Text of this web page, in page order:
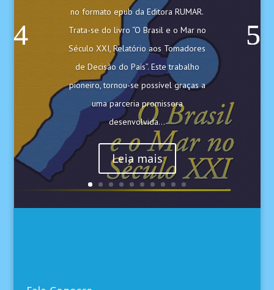
no formato epub da Editora RUMAR.
Trata-se do livro “O Brasil e o Mar no
Século XXI, Relatório aos Tomadores
de Decisão do País”. Este trabalho
pioneiro, tornou-se possível graças a
uma parceria promissora
desenvolvida...
Leia mais